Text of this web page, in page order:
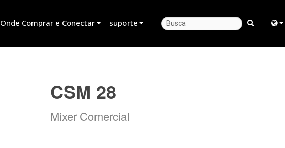
Onde Comprar e Conectar
Encontrar um Instalador
Falar com Vendas
suporte
Portal do Consultor
software
CSM 28
Mixer Comercial